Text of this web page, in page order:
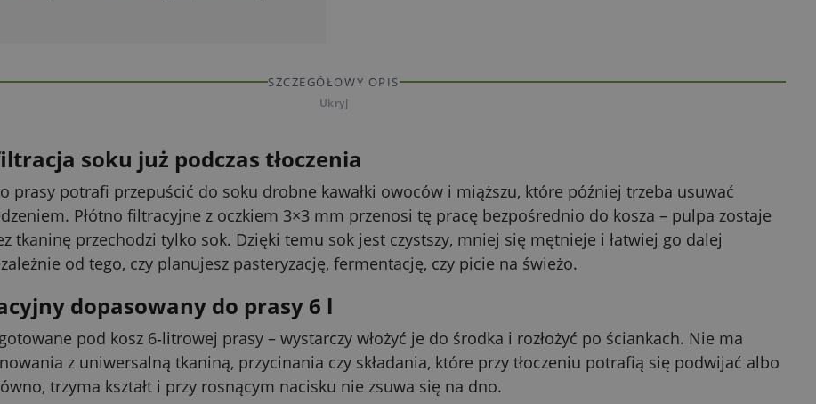
SZCZEGÓŁOWY OPIS
Ukryj
soku już podczas tłoczenia
prasy potrafi przepuścić do soku drobne kawałki owoców i miąższu, które później trzeba usuwać
Płótno filtracyjne z oczkiem 3×3 mm przenosi tę pracę bezpośrednio do kosza – pulpa zostaje
tkaninę przechodzi tylko sok. Dzięki temu sok jest czystszy, mniej się mętnieje i łatwiej go dalej
od tego, czy planujesz pasteryzację, fermentację, czy picie na świeżo.
dopasowany do prasy 6 l
pod kosz 6‑litrowej prasy – wystarczy włożyć je do środka i rozłożyć po ściankach. Nie ma
z uniwersalną tkaniną, przycinania czy składania, które przy tłoczeniu potrafią się podwijać albo
trzyma kształt i przy rosnącym nacisku nie zsuwa się na dno.